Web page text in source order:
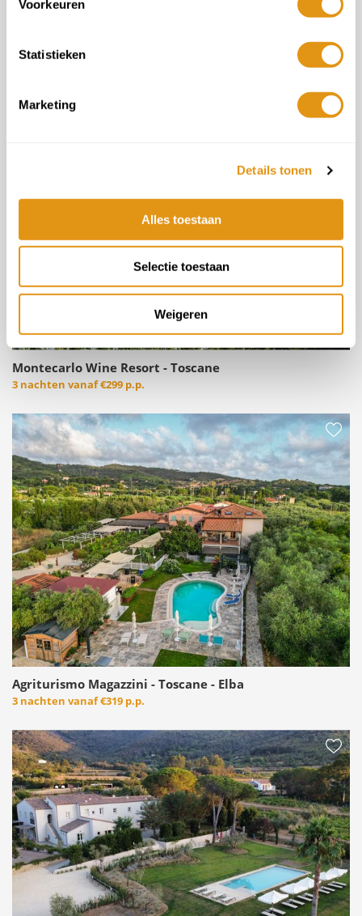
Voorkeuren
Statistieken
Marketing
Details tonen
Alles toestaan
Selectie toestaan
Weigeren
Agriturismo di Siena - Toscane
Montecarlo Wine Resort - Toscane
3 nachten vanaf€299 p.p.
Agriturismo Magazzini - Toscane - Elba
3 nachten vanaf€319 p.p.